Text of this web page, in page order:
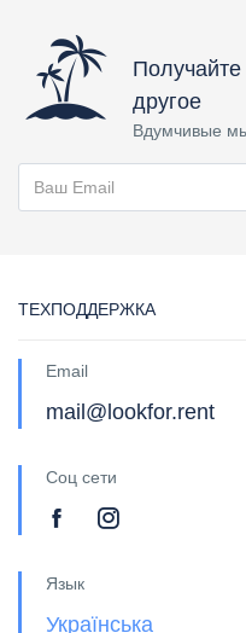
другое
Вдумчивые
ТЕХПОДДЕРЖКА
Email
mail@lookfor.rent
Соц сети
Язык
Українська